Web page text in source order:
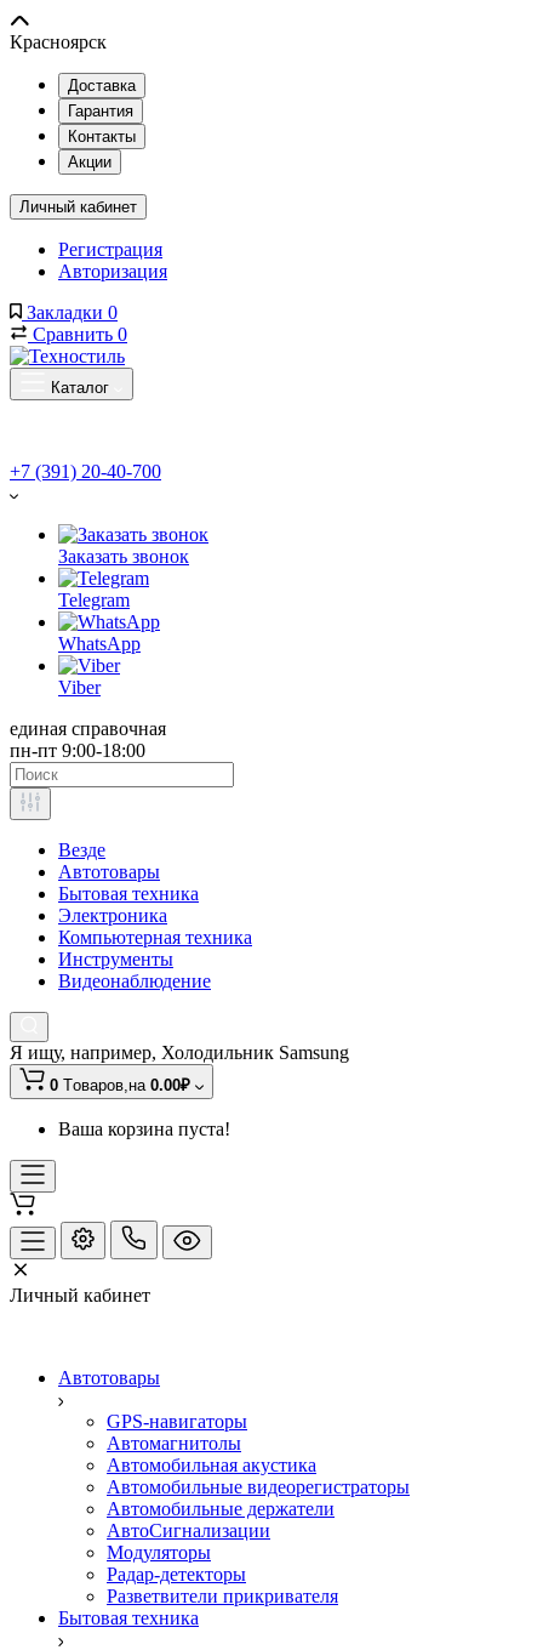
Красноярск
Доставка
Гарантия
Контакты
Акции
Личный кабинет
Регистрация
Авторизация
Закладки 0
Сравнить 0
Каталог
+7 (391) 20-40-700
Заказать звонок
Telegram
WhatsApp
Viber
единая справочная
пн-пт 9:00-18:00
Везде
Автотовары
Бытовая техника
Электроника
Компьютерная техника
Инструменты
Видеонаблюдение
Я ищу, например, Холодильник Samsung
0 Tоваров,на 0.00₽
Ваша корзина пуста!
Личный кабинет
Автотовары
GPS-навигаторы
Автомагнитолы
Автомобильная акустика
Автомобильные видеорегистраторы
Автомобильные держатели
АвтоСигнализации
Модуляторы
Радар-детекторы
Разветвители прикривателя
Бытовая техника